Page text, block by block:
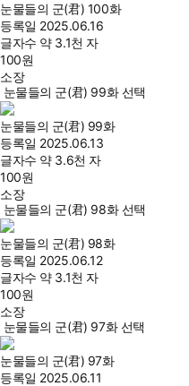
눈물들의 군(君) 100화
등록일 2025.06.16
글자수 약 3.1천 자
100원
소장
눈물들의 군(君) 99화 선택
눈물들의 군(君) 99화
등록일 2025.06.13
글자수 약 3.6천 자
100원
소장
눈물들의 군(君) 98화 선택
눈물들의 군(君) 98화
등록일 2025.06.12
글자수 약 3.1천 자
100원
소장
눈물들의 군(君) 97화 선택
눈물들의 군(君) 97화
등록일 2025.06.11